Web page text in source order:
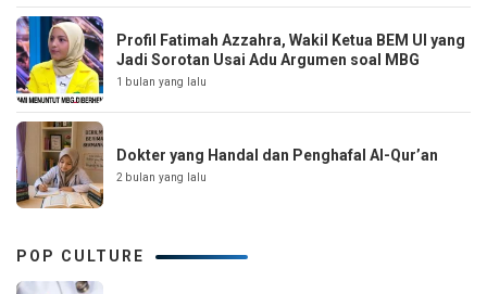
Profil Fatimah Azzahra, Wakil Ketua BEM UI yang
Jadi Sorotan Usai Adu Argumen soal MBG
1 bulan yang lalu
Dokter yang Handal dan Penghafal Al-Qur’an
2 bulan yang lalu
POP CULTURE